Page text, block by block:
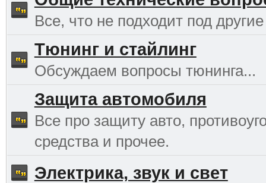
Все, что не подходит под другие
Тюнинг и стайлинг
Обсуждаем вопросы тюнинга...
Защита автомобиля
Все про защиту авто,
средства и прочее.
Электрика, звук и свет